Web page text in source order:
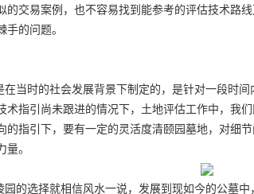
的交易案例，也不容易找到能参考的评估技术路线
手的问题。
在当时的社会发展背景下制定的，是针对一段时
术指引尚未跟进的情况下，土地评估工作中，我
的指引下，要有一定的灵活度清颐园墓地，对细
。
园的选择就相信风水一说，发展到现如今的公墓